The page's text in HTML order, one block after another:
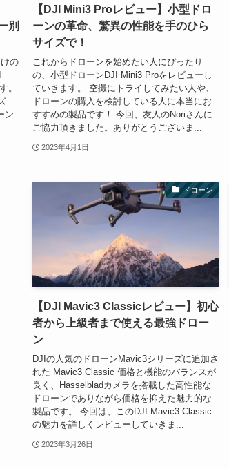
別
の
。
ン
【DJI Mini3 Proレビュー】小型ドロ
ーンの革命、驚異の性能を手のひら
サイズで！
これからドローンを始めたい人にぴったり
の、小型ドローンDJI Mini3 Proをレビューし
ていきます。 空撮にトライしてみたい人や、
ドローンの購入を検討している人に本当にお
すすめの製品です！ 今回、友人のNoriさんに
ご協力頂きました。ありがとうございま...
2023年4月1日
ドローン
【DJI Mavic3 Classicレビュー】初心
者から上級者まで使える最強ドロー
ン
DJIの人気のドローンMavic3シリーズに追加さ
れた Mavic3 Classic 価格と機能のバランスが
良く、Hasselbladカメラを搭載した高性能な
ドローンでありながら価格を抑えた魅力的な
製品です。 今回は、このDJI Mavic3 Classic
の魅力を詳しくレビューしていきま...
2023年3月26日